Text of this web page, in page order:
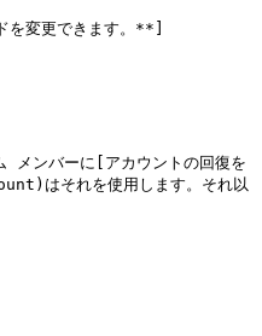
更できます。**]
ンバーに[アカウントの回復を
それを使用します。それ以